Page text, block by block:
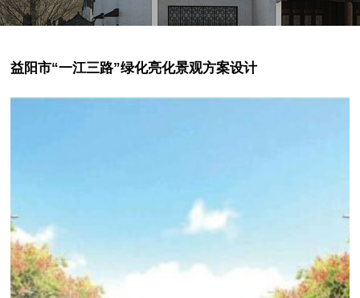
益阳市“一江三路”绿化亮化景观方案设计